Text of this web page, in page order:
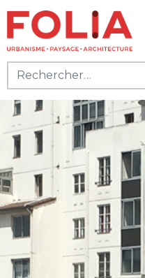
Rechercher :